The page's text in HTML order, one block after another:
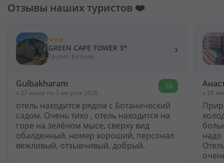
Отзывы наших туристов ❤️
GREEN CAPE TOWER 3*
Грузия, Батуми ›
Gulbakharam
c 27 июля по 3 августа 2026
10
отель находится рядом с Ботанический
садом. Очень тихо , отель находится на
горе на зелёном мысе, сверху вид
обалденный. номер хороший, персонал
вежливый, отзывчивый, добрый.
c 28
надо